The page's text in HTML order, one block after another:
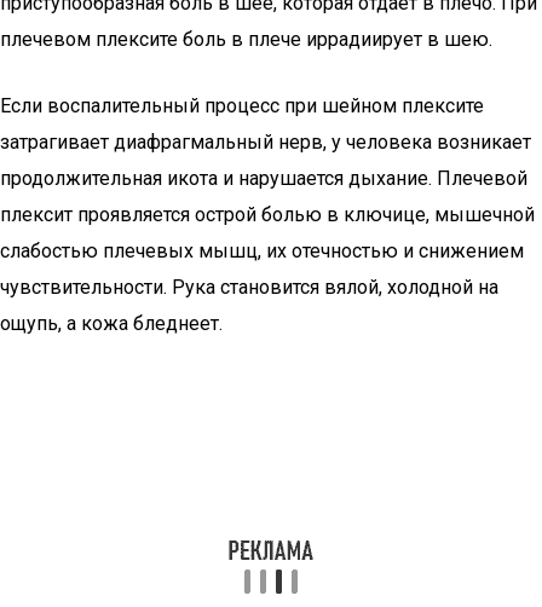
плечевом плексите боль в плече иррадиирует в шею.
Если воспалительный процесс при шейном плексите
затрагивает диафрагмальный нерв, у человека возникает
продолжительная икота и нарушается дыхание. Плечевой
плексит проявляется острой болью в ключице, мышечной
слабостью плечевых мышц, их отечностью и снижением
чувствительности. Рука становится вялой, холодной на
ощупь, а кожа бледнеет.